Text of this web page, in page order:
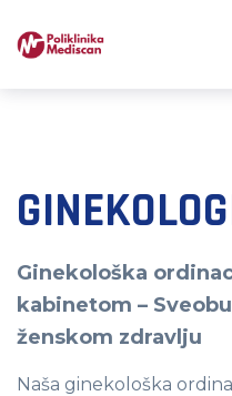
Ginekološka
kabinetom –
ženskom zdravlju
Naša ginekološka